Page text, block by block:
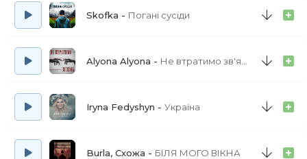
Skofka Погані сусіди
Alyona Alyona Не втратимо зв'язок
Iryna Fedyshyn Україна
Burla, Схожа БІЛЯ МОГО ВІКНА